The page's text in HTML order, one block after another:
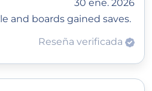
30 ene. 2026
and boards gained saves.
Reseña verificada